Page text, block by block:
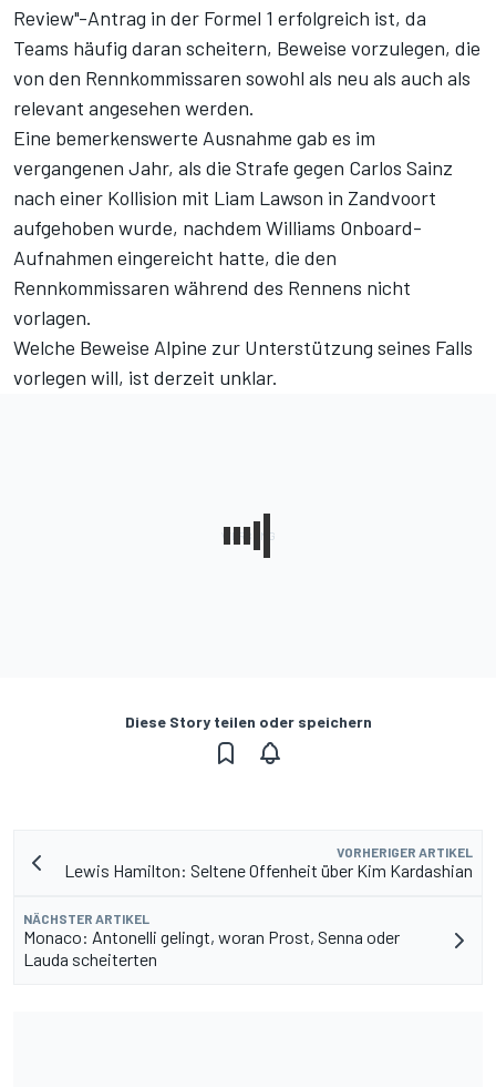
Review"-Antrag in der Formel 1 erfolgreich ist, da
Teams häufig daran scheitern, Beweise vorzulegen, die
von den Rennkommissaren sowohl als neu als auch als
relevant angesehen werden.
Eine bemerkenswerte Ausnahme gab es im
vergangenen Jahr, als die Strafe gegen Carlos Sainz
nach einer Kollision mit Liam Lawson in Zandvoort
aufgehoben wurde, nachdem Williams Onboard-
Aufnahmen eingereicht hatte, die den
Rennkommissaren während des Rennens nicht
vorlagen.
Welche Beweise Alpine zur Unterstützung seines Falls
vorlegen will, ist derzeit unklar.
Diese Story teilen oder speichern
VORHERIGER ARTIKEL
Lewis Hamilton: Seltene Offenheit über Kim Kardashian
NÄCHSTER ARTIKEL
Monaco: Antonelli gelingt, woran Prost, Senna oder
Lauda scheiterten